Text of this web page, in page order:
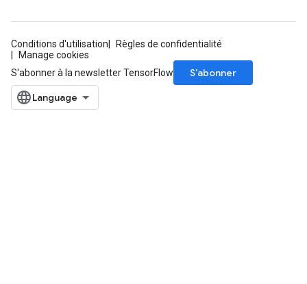
Conditions d'utilisation
Règles de confidentialité
Manage cookies
S'abonner à la newsletter TensorFlow
S’abonner